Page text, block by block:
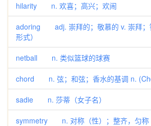
hilarity n. 欢喜；高兴；欢闹
adoring adj. 崇拜的；敬慕的 v. 崇拜；
形式）
netball n. 类似篮球的球赛
chord n. 弦；和弦；香水的基调 n.
sadie n. 莎蒂（女子名）
symmetry n. 对称（性）；整齐，匀称